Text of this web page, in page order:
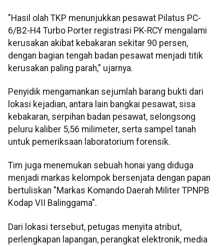
"Hasil olah TKP menunjukkan pesawat Pilatus PC-
6/B2-H4 Turbo Porter registrasi PK-RCY mengalami
kerusakan akibat kebakaran sekitar 90 persen,
dengan bagian tengah badan pesawat menjadi titik
kerusakan paling parah," ujarnya.
Penyidik mengamankan sejumlah barang bukti dari
lokasi kejadian, antara lain bangkai pesawat, sisa
kebakaran, serpihan badan pesawat, selongsong
peluru kaliber 5,56 milimeter, serta sampel tanah
untuk pemeriksaan laboratorium forensik.
Tim juga menemukan sebuah honai yang diduga
menjadi markas kelompok bersenjata dengan papan
bertuliskan "Markas Komando Daerah Militer TPNPB
Kodap VII Balinggama".
Dari lokasi tersebut, petugas menyita atribut,
perlengkapan lapangan, perangkat elektronik, media